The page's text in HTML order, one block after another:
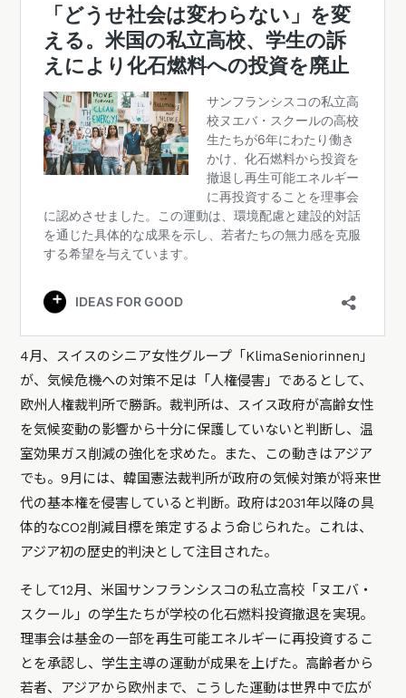
4月、スイスのシニア女性グループ「KlimaSeniorinnen」
が、気候危機への対策不足は「人権侵害」であるとして、
欧州人権裁判所で勝訴。裁判所は、スイス政府が高齢女性
を気候変動の影響から十分に保護していないと判断し、温
室効果ガス削減の強化を求めた。また、この動きはアジア
でも。9月には、韓国憲法裁判所が政府の気候対策が将来世
代の基本権を侵害していると判断。政府は2031年以降の具
体的なCO2削減目標を策定するよう命じられた。これは、
アジア初の歴史的判決として注目された。
そして12月、米国サンフランシスコの私立高校「ヌエバ・
スクール」の学生たちが学校の化石燃料投資撤退を実現。
理事会は基金の一部を再生可能エネルギーに再投資するこ
とを承認し、学生主導の運動が成果を上げた。高齢者から
若者、アジアから欧州まで、こうした運動は世界中で広が